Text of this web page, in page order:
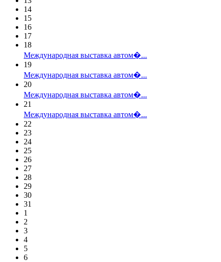
14
15
16
17
18
Международная выставка автом�...
19
Международная выставка автом�...
20
Международная выставка автом�...
21
Международная выставка автом�...
22
23
24
25
26
27
28
29
30
31
1
2
3
4
5
6